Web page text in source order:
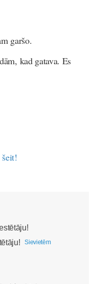
garšo.
kad gatava. Es
šeit!
Sievietēm